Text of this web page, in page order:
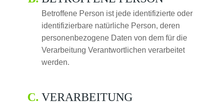
Betroffene Person ist jede identifizierte oder
identifizierbare natürliche Person, deren
personenbezogene Daten von dem für die
Verarbeitung Verantwortlichen verarbeitet
werden.
VERARBEITUNG